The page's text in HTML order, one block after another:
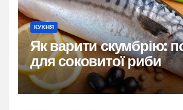
КУХНЯ
Як варити скумбрію:
для соковитої риби